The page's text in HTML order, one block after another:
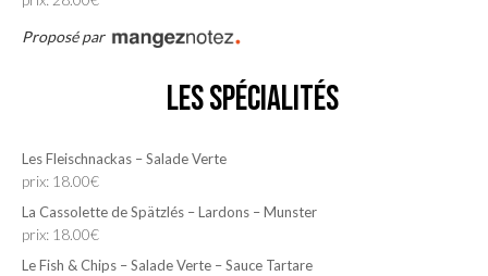
Proposé par
Les Spécialités
Les Fleischnackas – Salade Verte
prix: 18.00€
La Cassolette de Spätzlés – Lardons – Munster
prix: 18.00€
Le Fish & Chips – Salade Verte – Sauce Tartare